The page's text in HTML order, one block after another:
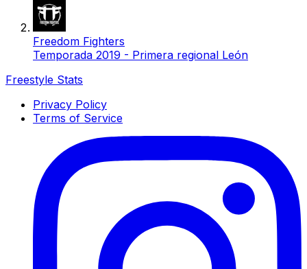
Freedom Fighters
Temporada 2019 - Primera regional León
Freestyle Stats
Privacy Policy
Terms of Service